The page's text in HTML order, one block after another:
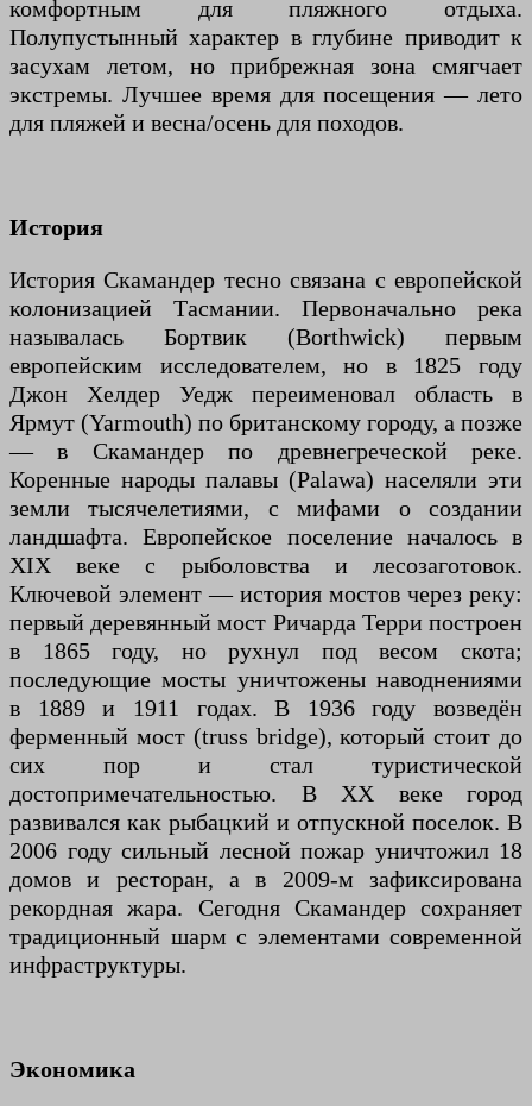
комфортным для пляжного отдыха.
Полупустынный характер в глубине приводит к
засухам летом, но прибрежная зона смягчает
экстремы. Лучшее время для посещения — лето
для пляжей и весна/осень для походов.
История
История Скамандер тесно связана с европейской
колонизацией Тасмании. Первоначально река
называлась Бортвик (Borthwick) первым
европейским исследователем, но в 1825 году
Джон Хелдер Уедж переименовал область в
Ярмут (Yarmouth) по британскому городу, а позже
— в Скамандер по древнегреческой реке.
Коренные народы палавы (Palawa) населяли эти
земли тысячелетиями, с мифами о создании
ландшафта. Европейское поселение началось в
XIX веке с рыболовства и лесозаготовок.
Ключевой элемент — история мостов через реку:
первый деревянный мост Ричарда Терри построен
в 1865 году, но рухнул под весом скота;
последующие мосты уничтожены наводнениями
в 1889 и 1911 годах. В 1936 году возведён
ферменный мост (truss bridge), который стоит до
сих пор и стал туристической
достопримечательностью. В XX веке город
развивался как рыбацкий и отпускной поселок. В
2006 году сильный лесной пожар уничтожил 18
домов и ресторан, а в 2009-м зафиксирована
рекордная жара. Сегодня Скамандер сохраняет
традиционный шарм с элементами современной
инфраструктуры.
Экономика